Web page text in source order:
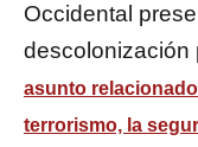
Occidental
descolonización
asunto
terrorismo, la